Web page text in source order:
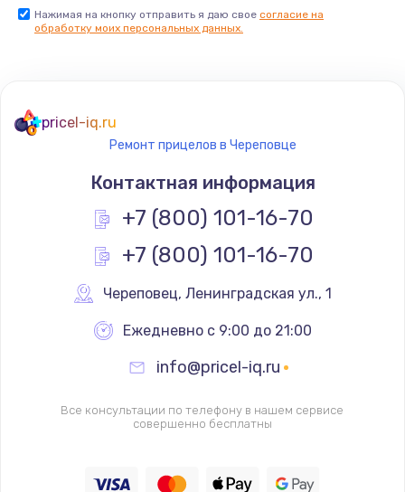
Заказать
Замена термостата
1200 руб.
Заказать
Замена реле
Замена термопредохранителя
700 руб.
Заказать
2500 руб.
Нажимая на кнопку отправить я даю свое согласие на
обработку моих персональных данных.
pricel-iq.ru
Ремонт прицелов в Череповце
Контактная информация
+7 (800) 101-16-70
+7 (800) 101-16-70
Череповец, Ленинградская ул., 1
Ежедневно с 9:00 до 21:00
info@pricel-iq.ru
Все консультации по телефону в нашем сервисе
совершенно бесплатны